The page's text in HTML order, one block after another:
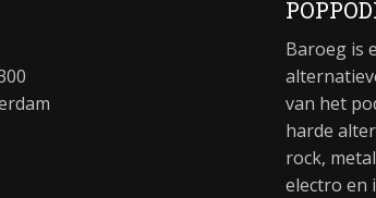
Baroeg is
van het
harde
rock,
electro en